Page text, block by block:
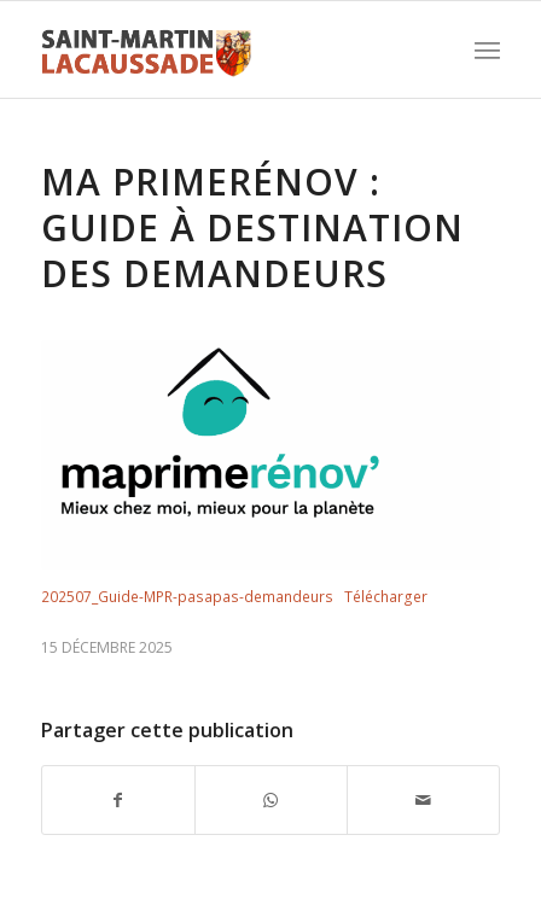
MA PRIMERÉNOV :
GUIDE À DESTINATION
DES DEMANDEURS
202507_Guide-MPR-pasapas-demandeurs Télécharger
15 DÉCEMBRE 2025
Partager cette publication